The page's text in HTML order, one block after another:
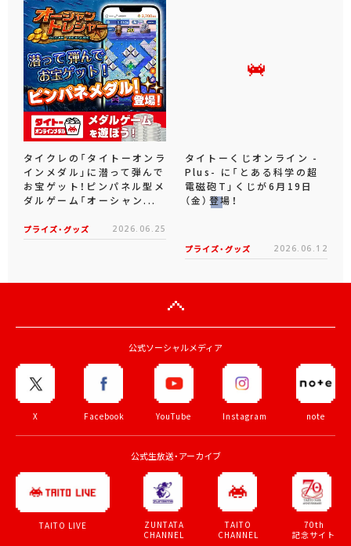
タイクレの「タイトーオンラ
インメダル」に潜って弾んで
お宝ゲット！ピンパネル型メ
ダルゲーム「オーシャン...
プライズ・グッズ 2026.06.25
タイトーくじオンライン -
Plus- に「とある科学の超
電磁砲T」くじが6月19日
（金）登場！
プライズ・グッズ 2026.06.12
公式ソーシャルメディア
X Facebook YouTube Instagram note
公式生放送・アーカイブ
TAITO LIVE
ZUNTATA
CHANNEL
TAITO
CHANNEL
70th
記念サイト